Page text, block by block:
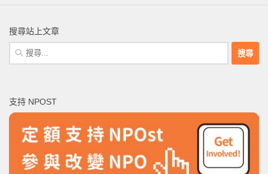
搜尋站上文章
搜
尋
字:
支持 NPOST